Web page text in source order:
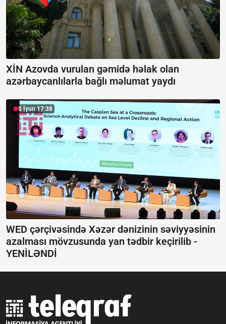
XİN Azovda vurulan gəmidə həlak olan
azərbaycanlılarla bağlı məlumat yaydı
5 İyun 17:38
WED çərçivəsində Xəzər dənizinin səviyyəsinin
azalması mövzusunda yan tədbir keçirilib -
YENİLƏNDİ